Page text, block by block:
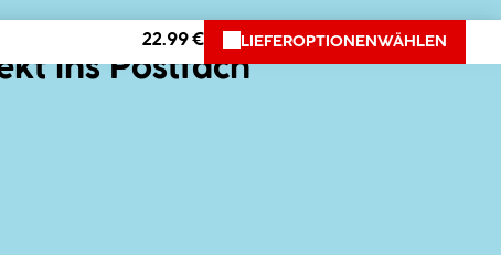
22.99 € LIEFEROPTIONEN WÄHLEN
ins Postfach